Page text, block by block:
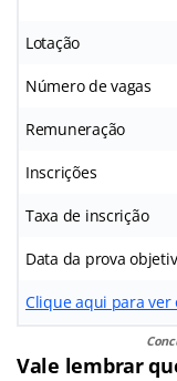
Lotação
Número de vagas
Remuneração
Inscrições
Taxa de inscrição
Data da prova
Clique aqui para ver
Vale lembrar